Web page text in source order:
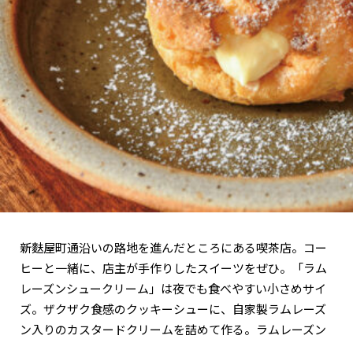
京都の書店
CULTURE
すべて
関西で開催。
おすすめの映画
誠光社で選びました。
おすすめの本
新麩屋町通沿いの路地を進んだところにある喫茶店。コー
ヒーと一緒に、店主が手作りしたスイーツをぜひ。「ラム
レーズンシュークリーム」は夜でも食べやすい小さめサイ
ズ。ザクザク食感のクッキーシューに、自家製ラムレーズ
ン入りのカスタードクリームを詰めて作る。ラムレーズン